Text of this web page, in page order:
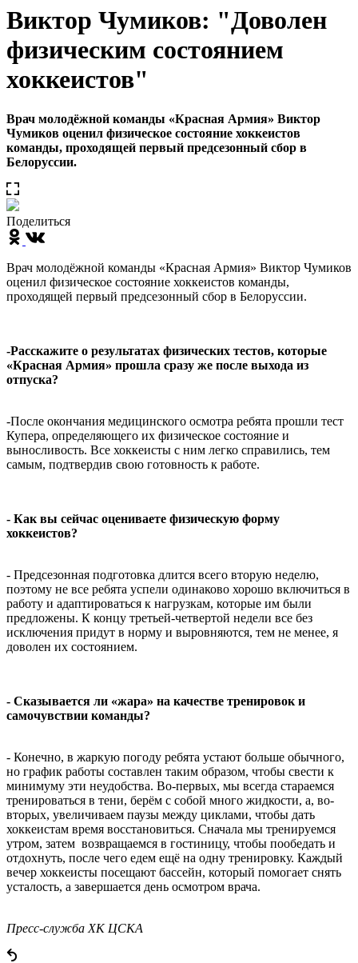
Виктор Чумиков: "Доволен
физическим состоянием
хоккеистов"
Врач молодёжной команды «Красная Армия» Виктор
Чумиков оценил физическое состояние хоккеистов
команды, проходящей первый предсезонный сбор в
Белоруссии.
Поделиться
Врач молодёжной команды «Красная Армия» Виктор Чумиков
оценил физическое состояние хоккеистов команды,
проходящей первый предсезонный сбор в Белоруссии.
-Расскажите о результатах физических тестов, которые
«Красная Армия» прошла сразу же после выхода из
отпуска?
-После окончания медицинского осмотра ребята прошли тест
Купера, определяющего их физическое состояние и
выносливость. Все хоккеисты с ним легко справились, тем
самым, подтвердив свою готовность к работе.
- Как вы сейчас оцениваете физическую форму
хоккеистов?
- Предсезонная подготовка длится всего вторую неделю,
поэтому не все ребята успели одинаково хорошо включиться в
работу и адаптироваться к нагрузкам, которые им были
предложены. К концу третьей-четвертой недели все без
исключения придут в норму и выровняются, тем не менее, я
доволен их состоянием.
- Сказывается ли «жара» на качестве тренировок и
самочувствии команды?
- Конечно, в жаркую погоду ребята устают больше обычного,
но график работы составлен таким образом, чтобы свести к
минимуму эти неудобства. Во-первых, мы всегда стараемся
тренироваться в тени, берём с собой много жидкости, а, во-
вторых, увеличиваем паузы между циклами, чтобы дать
хоккеистам время восстановиться. Сначала мы тренируемся
утром, затем возвращаемся в гостиницу, чтобы пообедать и
отдохнуть, после чего едем ещё на одну тренировку. Каждый
вечер хоккеисты посещают бассейн, который помогает снять
усталость, а завершается день осмотром врача.
Пресс-служба ХК ЦСКА